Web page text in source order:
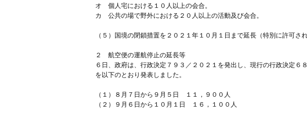
オ 個人宅における１０人以上の会合。
カ 公共の場で野外における２０人以上の活動及び会合。
（５）国境の閉鎖措置を２０２１年１０月１日まで延長（特別に許可さ
２ 航空便の運航停止の延長等
６日、政府は、行政決定７９３／２０２１を発出し、現行の行政決定
を以下のとおり発表しました。
（１）８月７日から９月５日 １１，９００人
（２）９月６日から１０月１日 １６，１００人